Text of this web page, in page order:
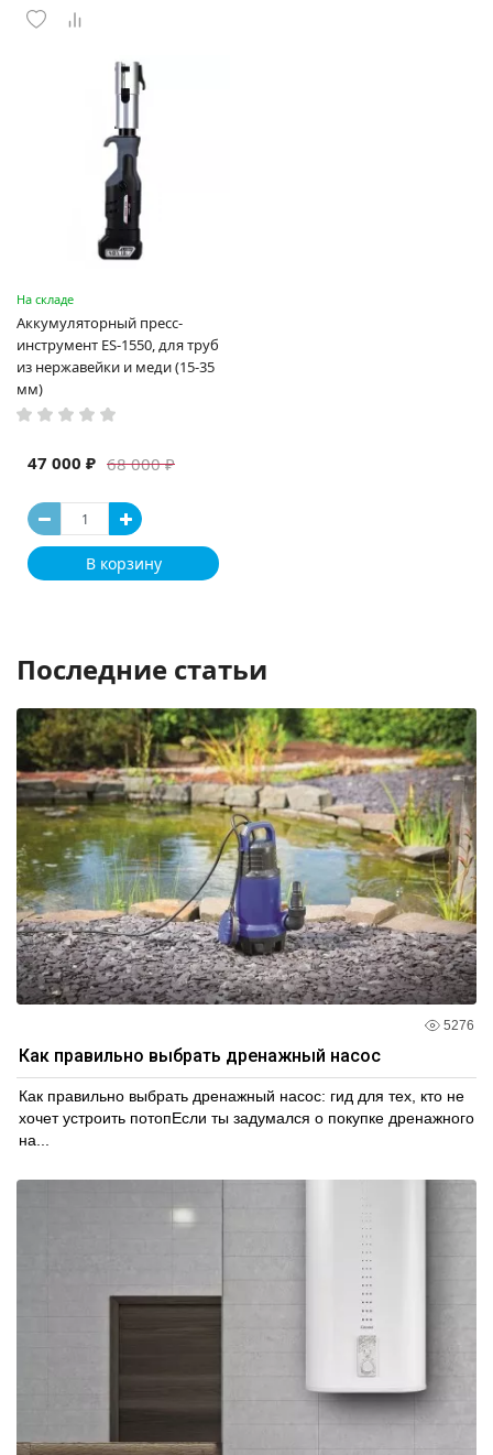
На складе
Аккумуляторный пресс-
инструмент ES-1550, для труб
из нержавейки и меди (15-35
мм)
68 000 ₽
47 000 ₽
В корзину
Последние статьи
5276
Как правильно выбрать дренажный насос
Как правильно выбрать дренажный насос: гид для тех, кто не
хочет устроить потопЕсли ты задумался о покупке дренажного
на...